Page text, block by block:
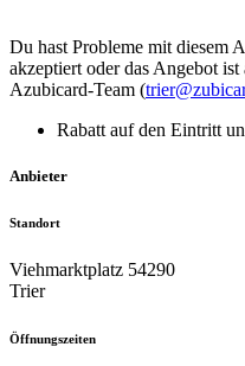
Du hast Probleme mit diesem
akzeptiert oder das Angebot
Azubicard-Team (
Rabatt auf den Eintritt
Anbieter
Standort
Viehmarktplatz 54290
Trier
Öffnungszeiten